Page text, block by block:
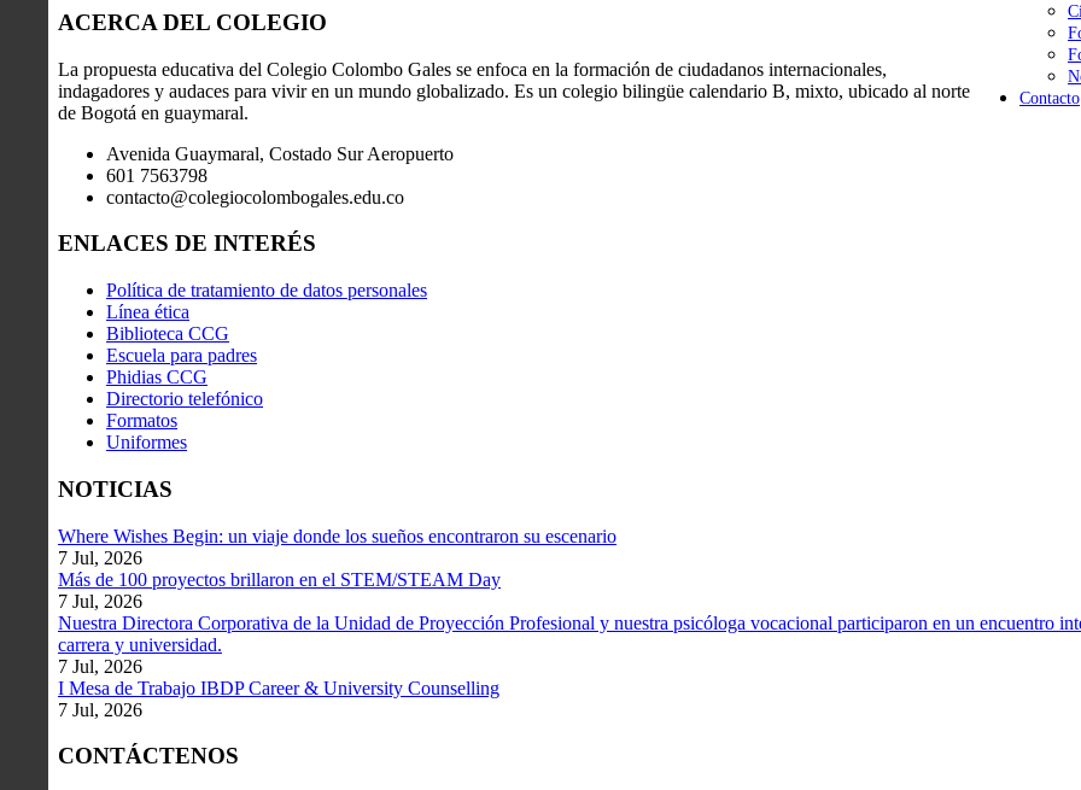
Contacto
ACERCA DEL COLEGIO
La propuesta educativa del Colegio Colombo Gales se enfoca en la formación de ciudadanos internacionales,
indagadores y audaces para vivir en un mundo globalizado. Es un colegio bilingüe calendario B, mixto, ubicado al norte
de Bogotá en guaymaral.
Avenida Guaymaral, Costado Sur Aeropuerto
601 7563798
contacto@colegiocolombogales.edu.co
ENLACES DE INTERÉS
Política de tratamiento de datos personales
Línea ética
Biblioteca CCG
Escuela para padres
Phidias CCG
Directorio telefónico
Formatos
Uniformes
NOTICIAS
Where Wishes Begin: un viaje donde los sueños encontraron su escenario
7 Jul, 2026
Más de 100 proyectos brillaron en el STEM/STEAM Day
7 Jul, 2026
Nuestra Directora Corporativa de la Unidad de Proyección Profesional y nuestra psicóloga vocacional participaron en un encuentro
carrera y universidad.
7 Jul, 2026
I Mesa de Trabajo IBDP Career & University Counselling
7 Jul, 2026
CONTÁCTENOS